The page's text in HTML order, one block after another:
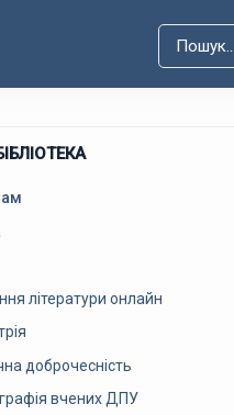
літератури онлайн
доброчесність
вчених ДПУ